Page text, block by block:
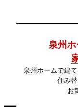
泉州
泉州ホームで建
住み
お